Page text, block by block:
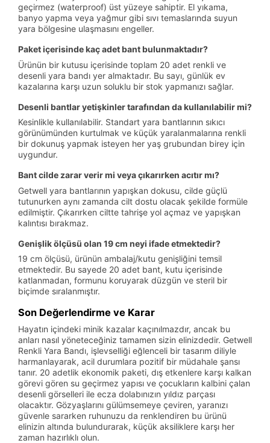
geçirmez (waterproof) üst yüzeye sahiptir. El yıkama,
banyo yapma veya yağmur gibi sıvı temaslarında suyun
yara bölgesine ulaşmasını engeller.
Paket içerisinde kaç adet bant bulunmaktadır?
Ürünün bir kutusu içerisinde toplam 20 adet renkli ve
desenli yara bandı yer almaktadır. Bu sayı, günlük ev
kazalarına karşı uzun soluklu bir stok yapmanızı sağlar.
Desenli bantlar yetişkinler tarafından da kullanılabilir mi?
Kesinlikle kullanılabilir. Standart yara bantlarının sıkıcı
görünümünden kurtulmak ve küçük yaralanmalarına renkli
bir dokunuş yapmak isteyen her yaş grubundan birey için
uygundur.
Bant cilde zarar verir mi veya çıkarırken acıtır mı?
Getwell yara bantlarının yapışkan dokusu, cilde güçlü
tutunurken aynı zamanda cilt dostu olacak şekilde formüle
edilmiştir. Çıkarırken ciltte tahrişe yol açmaz ve yapışkan
kalıntısı bırakmaz.
Genişlik ölçüsü olan 19 cm neyi ifade etmektedir?
19 cm ölçüsü, ürünün ambalaj/kutu genişliğini temsil
etmektedir. Bu sayede 20 adet bant, kutu içerisinde
katlanmadan, formunu koruyarak düzgün ve steril bir
biçimde sıralanmıştır.
Son Değerlendirme ve Karar
Hayatın içindeki minik kazalar kaçınılmazdır, ancak bu
anları nasıl yöneteceğiniz tamamen sizin elinizdedir. Getwell
Renkli Yara Bandı, işlevselliği eğlenceli bir tasarım diliyle
harmanlayarak, acil durumlara pozitif bir müdahale şansı
tanır. 20 adetlik ekonomik paketi, dış etkenlere karşı kalkan
görevi gören su geçirmez yapısı ve çocukların kalbini çalan
desenli görselleri ile ecza dolabınızın yıldız parçası
olacaktır. Gözyaşlarını gülümsemeye çeviren, yaranızı
güvenle sararken ruhunuzu da renklendiren bu ürünü
elinizin altında bulundurarak, küçük aksiliklere karşı her
zaman hazırlıklı olun.